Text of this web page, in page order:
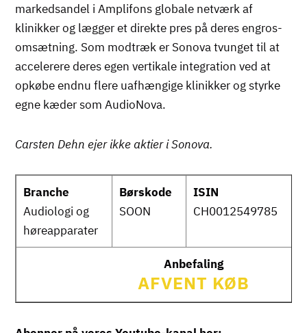
markedsandel i Amplifons globale netværk af
klinikker og lægger et direkte pres på deres engros-
omsætning. Som modtræk er Sonova tvunget til at
accelerere deres egen vertikale integration ved at
opkøbe endnu flere uafhængige klinikker og styrke
egne kæder som AudioNova.
Carsten Dehn ejer ikke aktier i Sonova.
Branche
Audiologi og
høreapparater
Børskode
SOON
ISIN
CH0012549785
Anbefaling
AFVENT KØB